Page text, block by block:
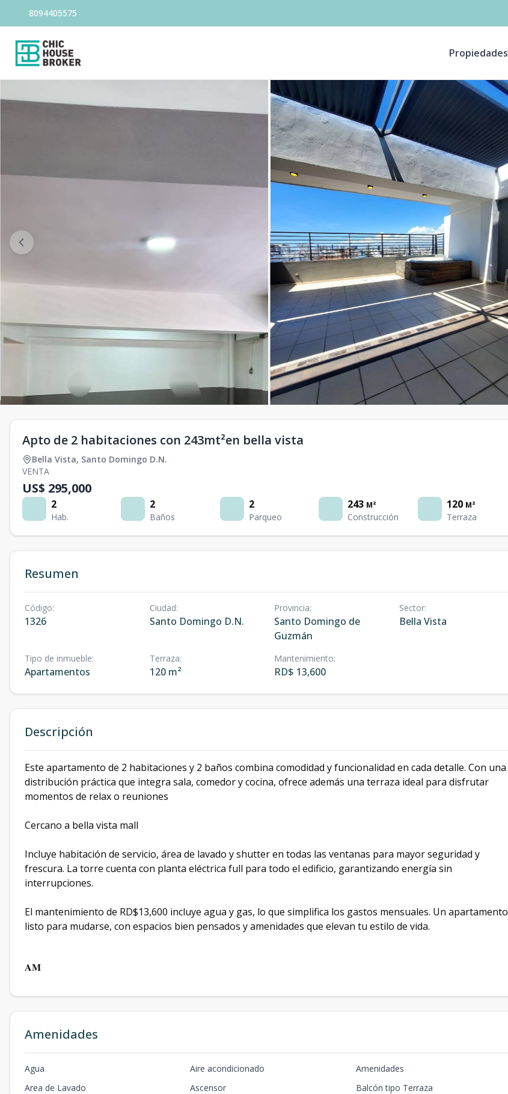
8094405575
Propiedades
Apto de 2 habitaciones con 243mt²en bella vista
Bella Vista, Santo Domingo D.N.
VENTA
US$ 295,000
2
Hab.
2
Baños
2
Parqueo
243 M²
Construcción
120 M²
Terraza
Resumen
Código:
1326
Ciudad:
Santo Domingo D.N.
Provincia:
Santo Domingo de
Guzmán
Sector:
Bella Vista
Tipo de inmueble:
Apartamentos
Terraza:
120 m²
Mantenimiento:
RD$ 13,600
Descripción
Este apartamento de 2 habitaciones y 2 baños combina comodidad y funcionalidad en cada detalle. Con una
distribución práctica que integra sala, comedor y cocina, ofrece además una terraza ideal para disfrutar
momentos de relax o reuniones
Cercano a bella vista mall
Incluye habitación de servicio, área de lavado y shutter en todas las ventanas para mayor seguridad y
frescura. La torre cuenta con planta eléctrica full para todo el edificio, garantizando energía sin
interrupciones.
El mantenimiento de RD$13,600 incluye agua y gas, lo que simplifica los gastos mensuales. Un apartamento
listo para mudarse, con espacios bien pensados y amenidades que elevan tu estilo de vida.
𝐀𝐌
Amenidades
Agua Aire acondicionado
Amenidades
Area de Lavado
Ascensor
Balcón tipo Terraza